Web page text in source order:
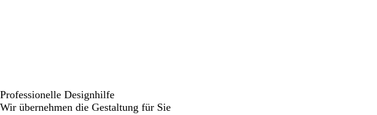
Professionelle Designhilfe
Wir übernehmen die Gestaltung für Sie